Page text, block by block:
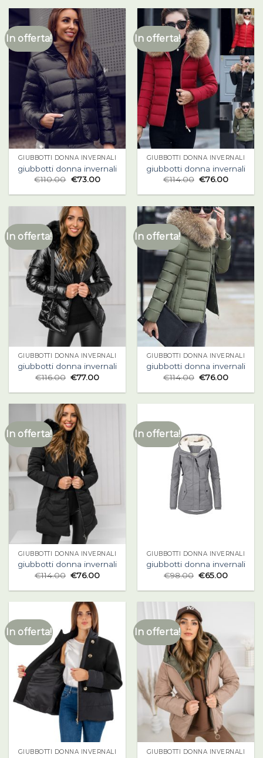
In offerta!
GIUBBOTTI DONNA INVERNALI
giubbotti donna invernali
€110.00 €73.00
In offerta!
GIUBBOTTI DONNA INVERNALI
giubbotti donna invernali
€114.00 €76.00
In offerta!
GIUBBOTTI DONNA INVERNALI
giubbotti donna invernali
€116.00 €77.00
In offerta!
GIUBBOTTI DONNA INVERNALI
giubbotti donna invernali
€114.00 €76.00
In offerta!
GIUBBOTTI DONNA INVERNALI
giubbotti donna invernali
€114.00 €76.00
In offerta!
GIUBBOTTI DONNA INVERNALI
giubbotti donna invernali
€98.00 €65.00
In offerta!
GIUBBOTTI DONNA INVERNALI
In offerta!
GIUBBOTTI DONNA INVERNALI